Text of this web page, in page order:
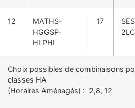
12
MATHS-
HGGSP-
HLPHI
17
Choix possibles de combinaisons
classes HA
(Horaires Aménagés) : 2,8, 12